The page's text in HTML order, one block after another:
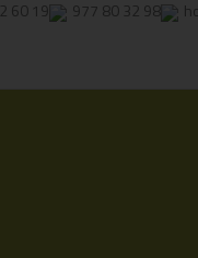
60 19 977 80 32 98